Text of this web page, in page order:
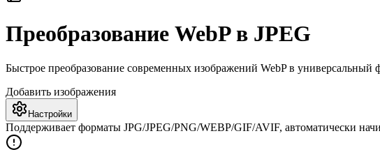
Быстрый поиск инструментов
Преобразование WebP в JPEG
Быстрое преобразование современных изображений WebP в
Добавить изображения
Настройки
Поддерживает форматы JPG/JPEG/PNG/WEBP/GIF/AVIF, автоматически